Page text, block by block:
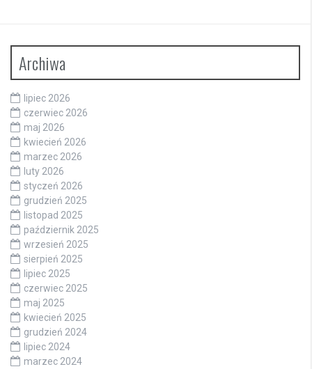
Archiwa
lipiec 2026
czerwiec 2026
maj 2026
kwiecień 2026
marzec 2026
luty 2026
styczeń 2026
grudzień 2025
listopad 2025
październik 2025
wrzesień 2025
sierpień 2025
lipiec 2025
czerwiec 2025
maj 2025
kwiecień 2025
grudzień 2024
lipiec 2024
marzec 2024